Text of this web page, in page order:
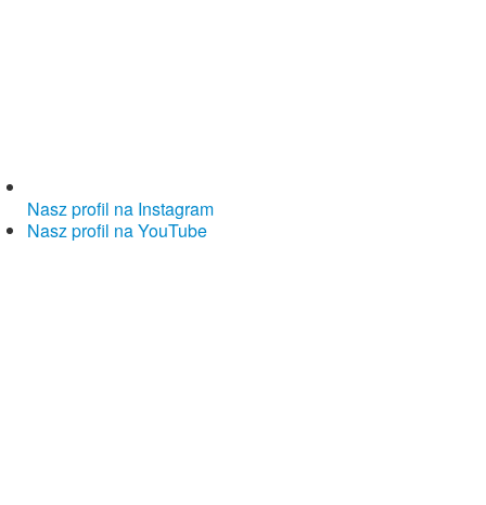
Nasz profil na Instagram
Nasz profil na YouTube